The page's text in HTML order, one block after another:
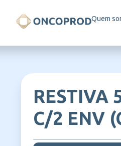
Quem
RESTIVA
C/2 ENV